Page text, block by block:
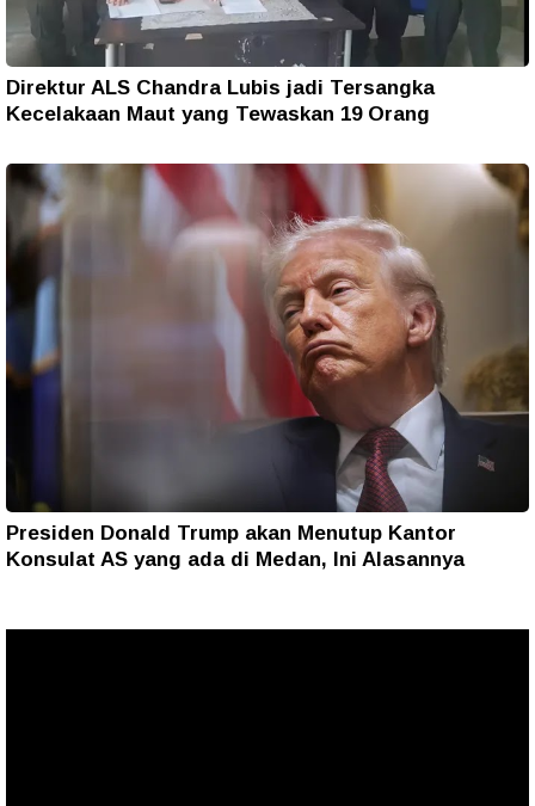
Direktur ALS Chandra Lubis jadi Tersangka
Kecelakaan Maut yang Tewaskan 19 Orang
Presiden Donald Trump akan Menutup Kantor
Konsulat AS yang ada di Medan, Ini Alasannya